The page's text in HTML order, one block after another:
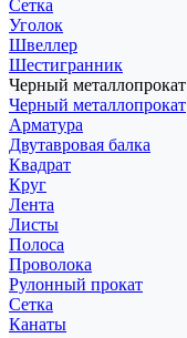
Сетка
Уголок
Швеллер
Шестигранник
Черный металлопрокат
Черный металлопрокат
Арматура
Двутавровая балка
Квадрат
Круг
Лента
Листы
Полоса
Проволока
Рулонный прокат
Сетка
Канаты